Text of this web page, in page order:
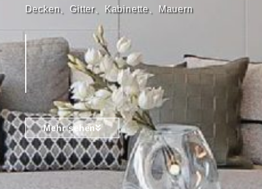
Decken、 Gitter、 Kabinette、 Mauern
Mehr sehen